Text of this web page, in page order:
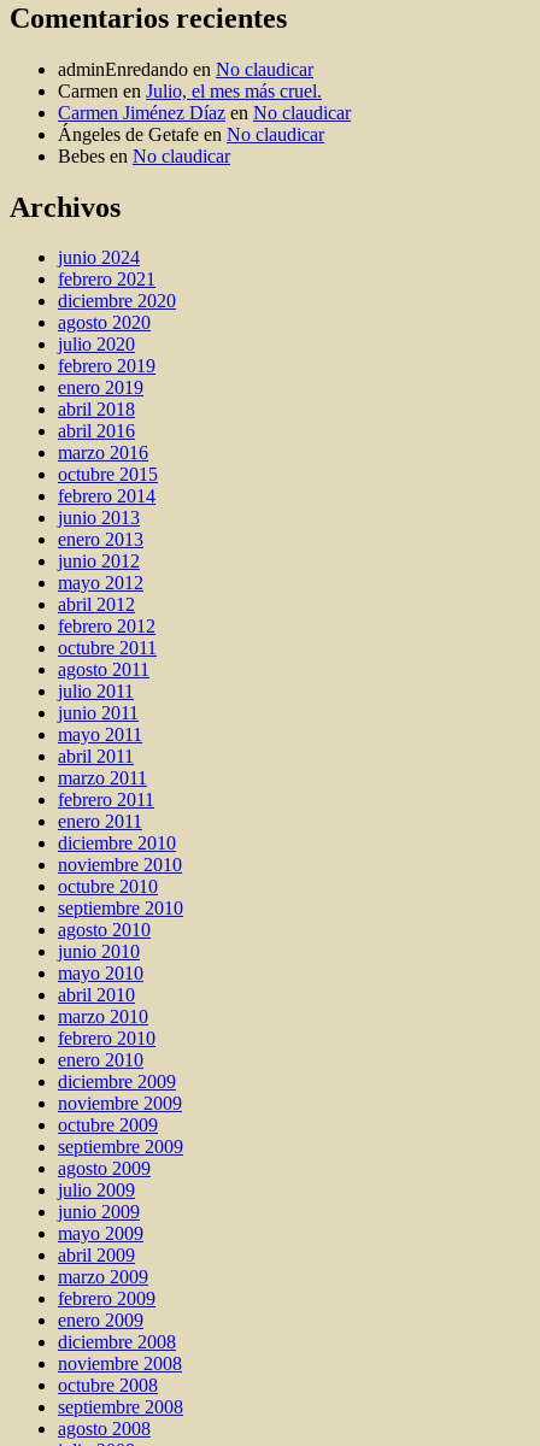
Comentarios recientes
adminEnredando en No claudicar
Carmen en Julio, el mes más cruel.
Carmen Jiménez Díaz en No claudicar
Ángeles de Getafe en No claudicar
Bebes en No claudicar
Archivos
junio 2024
febrero 2021
diciembre 2020
agosto 2020
julio 2020
febrero 2019
enero 2019
abril 2018
abril 2016
marzo 2016
octubre 2015
febrero 2014
junio 2013
enero 2013
junio 2012
mayo 2012
abril 2012
febrero 2012
octubre 2011
agosto 2011
julio 2011
junio 2011
mayo 2011
abril 2011
marzo 2011
febrero 2011
enero 2011
diciembre 2010
noviembre 2010
octubre 2010
septiembre 2010
agosto 2010
junio 2010
mayo 2010
abril 2010
marzo 2010
febrero 2010
enero 2010
diciembre 2009
noviembre 2009
octubre 2009
septiembre 2009
agosto 2009
julio 2009
junio 2009
mayo 2009
abril 2009
marzo 2009
febrero 2009
enero 2009
diciembre 2008
noviembre 2008
octubre 2008
septiembre 2008
agosto 2008